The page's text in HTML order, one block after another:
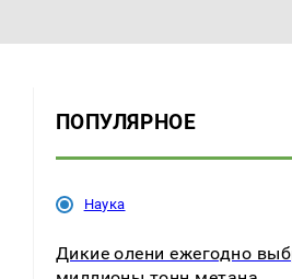
ПОПУЛЯРНОЕ
Наука
Дикие олени ежегодно